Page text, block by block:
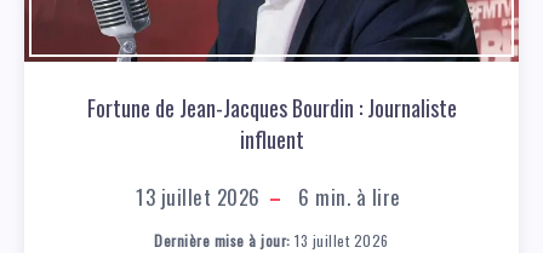
Fortune de Jean-Jacques Bourdin : Journaliste
influent
13 juillet 2026 6 min. à lire
Dernière mise à jour: 13 juillet 2026